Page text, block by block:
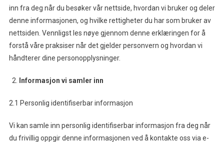
inn fra deg når du besøker vår nettside, hvordan vi bruker og deler
denne informasjonen, og hvilke rettigheter du har som bruker av
nettsiden. Vennligst les nøye gjennom denne erklæringen for å
forstå våre praksiser når det gjelder personvern og hvordan vi
håndterer dine personopplysninger.
Informasjon vi samler inn
2.1 Personlig identifiserbar informasjon
Vi kan samle inn personlig identifiserbar informasjon fra deg når
du frivillig oppgir denne informasjonen ved å kontakte oss via e-